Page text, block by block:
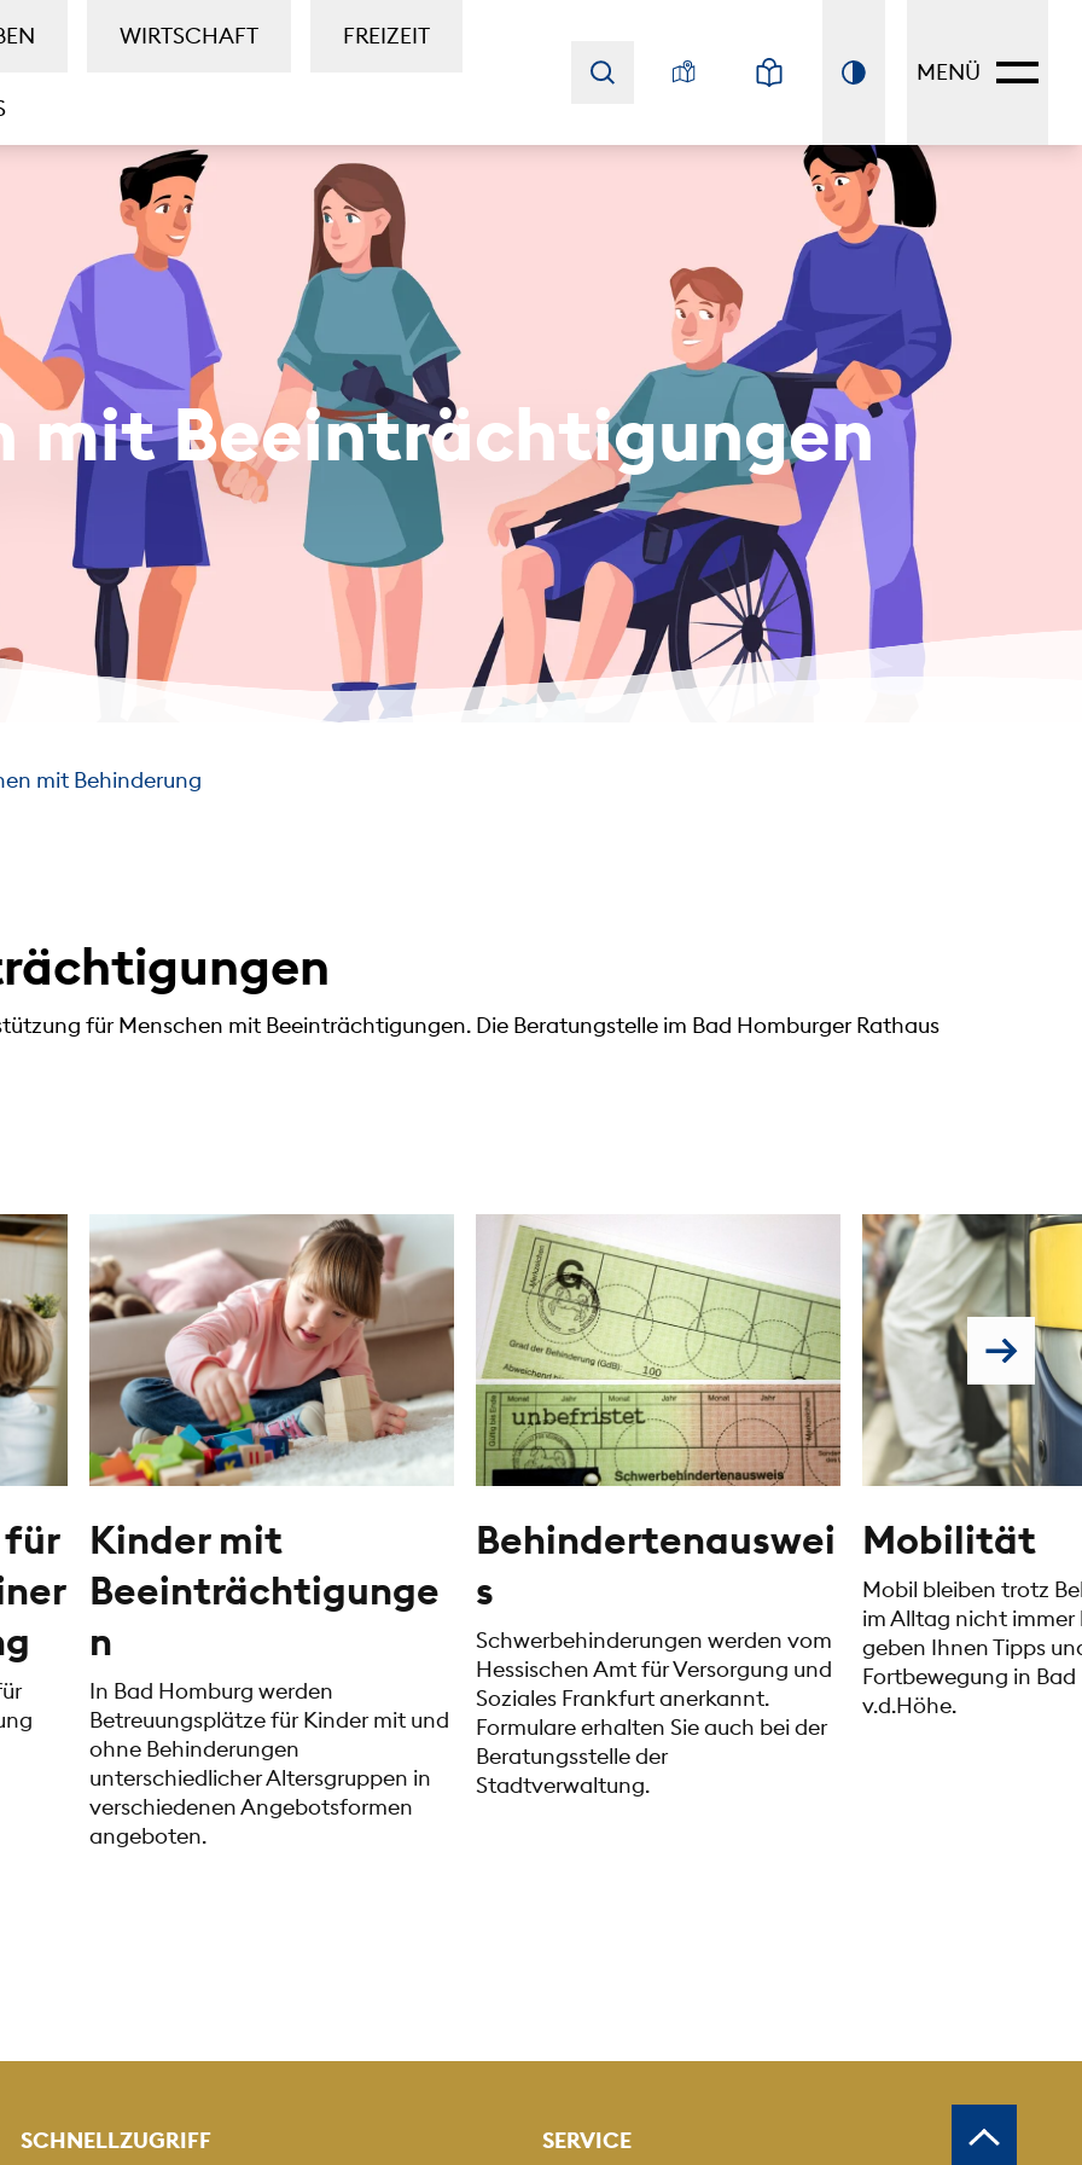
WIRTSCHAFT FREIZEIT
MENÜ
mit Beeinträchtigungen
mit Behinderung
für Menschen mit Beeinträchtigungen. Die Beratungstelle im Bad Homburger Rathaus
Kinder mit
Beeinträchtigunge
n
In Bad Homburg werden
Betreuungsplätze für Kinder mit und
ohne Behinderungen
unterschiedlicher Altersgruppen in
verschiedenen Angebotsformen
angeboten.
Behindertenauswei
s
Schwerbehinderungen werden vom
Hessischen Amt für Versorgung und
Soziales Frankfurt anerkannt.
Formulare erhalten Sie auch bei der
Beratungsstelle der
Stadtverwaltung.
Mobilität
Mobil bleiben trotz
im Alltag nicht immer
geben Ihnen Tipps
Fortbewegung in
v.d.Höhe.
SCHNELLZUGRIFF SERVICE